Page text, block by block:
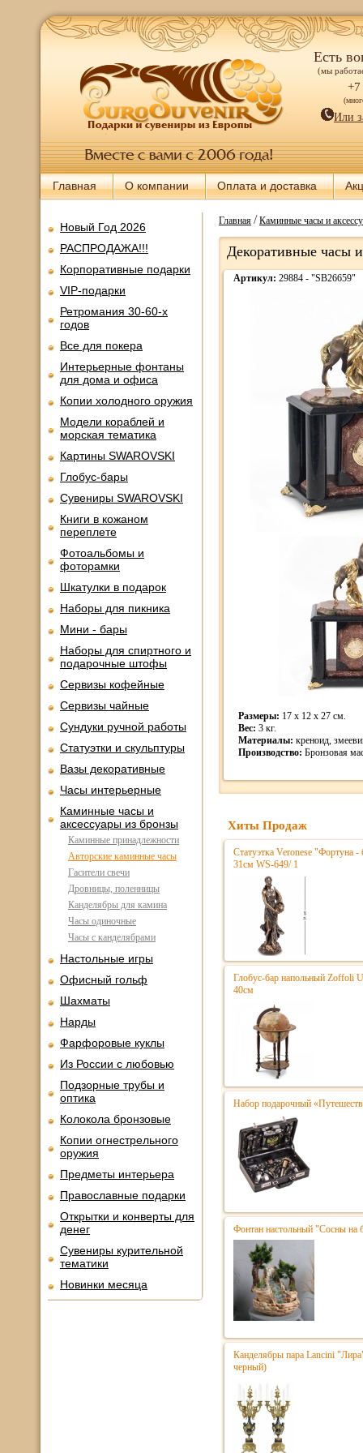
Есть
(мы
+7
Или
Главная О компании Оплата и доставка
Новый Год 2026
РАСПРОДАЖА!!!
Корпоративные подарки
VIP-подарки
Ретромания 30-60-х
годов
Все для покера
Интерьерные фонтаны
для дома и офиса
Копии холодного оружия
Модели кораблей и
морская тематика
Картины SWAROVSKI
Глобус-бары
Сувениры SWAROVSKI
Книги в кожаном
переплете
Фотоальбомы и
фоторамки
Шкатулки в подарок
Наборы для пикника
Мини - бары
Наборы для спиртного и
подарочные штофы
Сервизы кофейные
Сервизы чайные
Сундуки ручной работы
Статуэтки и скульптуры
Вазы декоративные
Часы интерьерные
Каминные часы и
аксессуары из бронзы
Каминные принадлежности
Авторские каминные часы
Гасители свечи
Дровницы, поленницы
Канделябры для камина
Часы одиночные
Часы с канделябрами
Настольные игры
Офисный гольф
Шахматы
Нарды
Фарфоровые куклы
Из России с любовью
Подзорные трубы и
оптика
Колокола бронзовые
Копии огнестрельного
оружия
Предметы интерьера
Православные подарки
Открытки и конверты для
денег
Сувениры курительной
тематики
Новинки месяца
Главная/Каминные часы и
Декоративные часы
Артикул: 29884 - "SB26659"
Размеры: 17 х 12 х 27 см.
Вес: 3 кг.
Материалы: креноид,
Производство: Бронзовая
Хиты Продаж
Статуэтка Veronese "Фортуна
31см WS-649/ 1
Глобус-бар напольный Zoffoli
40см
Набор подарочный
Фонтан настольный "Сосны на
Канделябры пара Lancini
черный)